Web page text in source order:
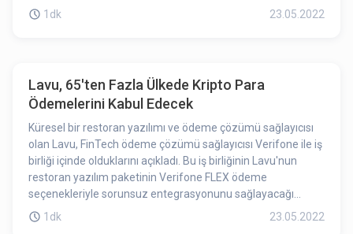
1dk
23.05.2022
Lavu, 65'ten Fazla Ülkede Kripto Para
Ödemelerini Kabul Edecek
Küresel bir restoran yazılımı ve ödeme çözümü sağlayıcısı
olan Lavu, FinTech ödeme çözümü sağlayıcısı Verifone ile iş
birliği içinde olduklarını açıkladı. Bu iş birliğinin Lavu'nun
restoran yazılım paketinin Verifone FLEX ödeme
seçenekleriyle sorunsuz entegrasyonunu sağlayacağı
belirtildi.
1dk 23.05.2022